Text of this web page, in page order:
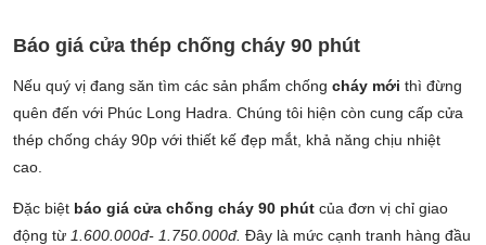
Báo giá cửa thép chống cháy 90 phút
Nếu quý vị đang săn tìm các sản phẩm chống cháy mới thì đừng
quên đến với Phúc Long Hadra. Chúng tôi hiện còn cung cấp cửa
thép chống cháy 90p với thiết kế đẹp mắt, khả năng chịu nhiệt
cao.
Đặc biệt báo giá cửa chống cháy 90 phút của đơn vị chỉ giao
động từ 1.600.000đ- 1.750.000đ. Đây là mức cạnh tranh hàng đầu